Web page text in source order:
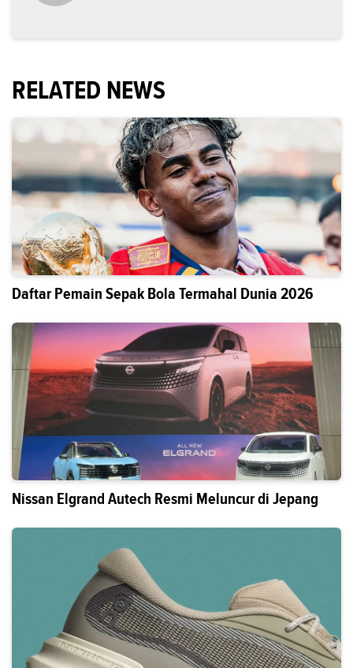
RELATED NEWS
Daftar Pemain Sepak Bola Termahal Dunia 2026
Nissan Elgrand Autech Resmi Meluncur di Jepang